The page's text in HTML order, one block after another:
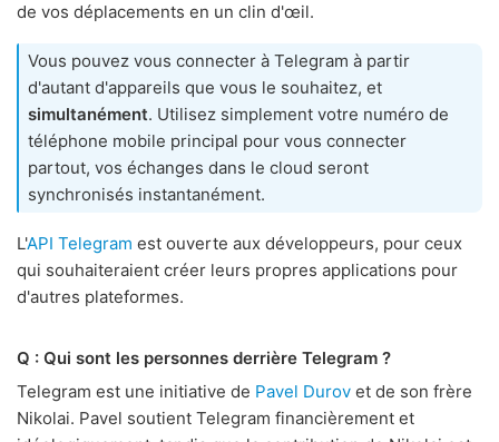
de vos déplacements en un clin d'œil.
Vous pouvez vous connecter à Telegram à partir
d'autant d'appareils que vous le souhaitez, et
simultanément. Utilisez simplement votre numéro de
téléphone mobile principal pour vous connecter
partout, vos échanges dans le cloud seront
synchronisés instantanément.
L'API Telegram est ouverte aux développeurs, pour ceux
qui souhaiteraient créer leurs propres applications pour
d'autres plateformes.
Q : Qui sont les personnes derrière Telegram ?
Telegram est une initiative de Pavel Durov et de son frère
Nikolai. Pavel soutient Telegram financièrement et